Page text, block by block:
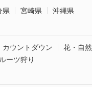
県 宮崎県
沖縄県
カウントダウン
花・自然
ーツ狩り